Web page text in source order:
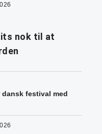
nok til at
festival med